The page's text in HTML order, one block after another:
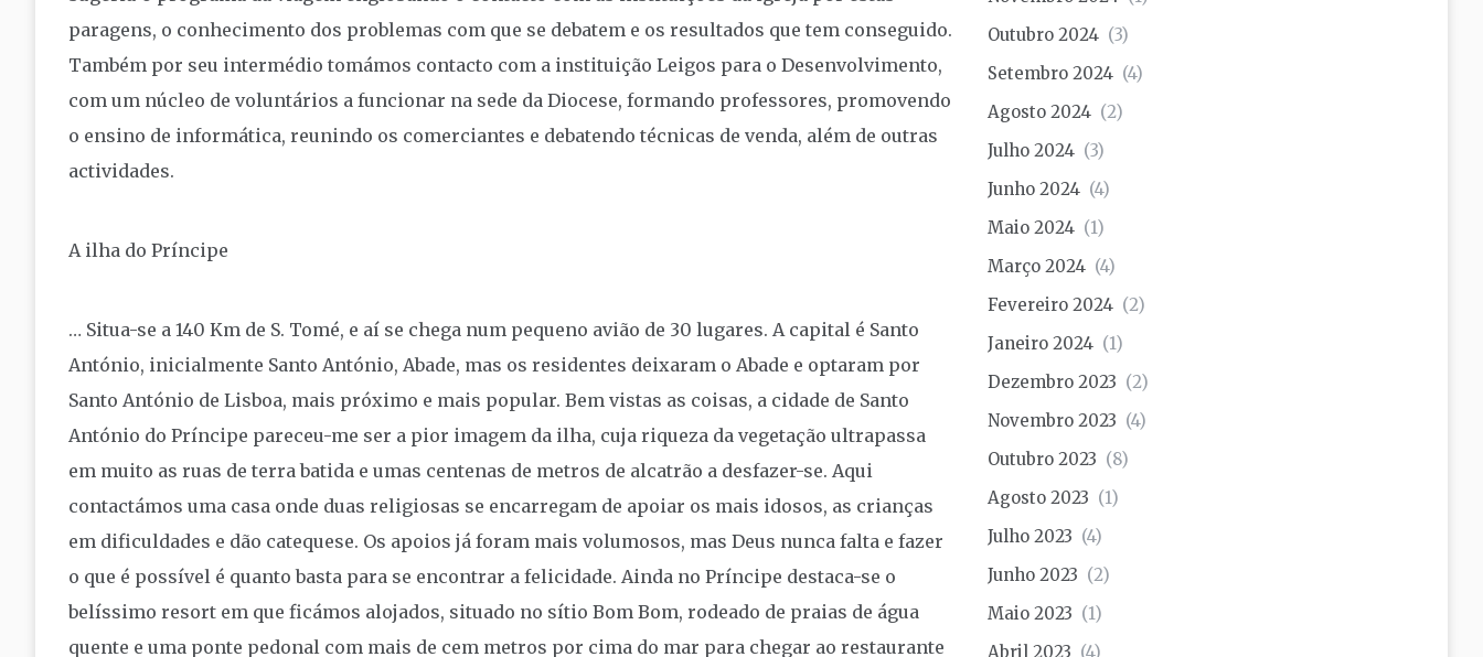
paragens, o conhecimento dos problemas com que se debatem e os resultados que tem conseguido.
Também por seu intermédio tomámos contacto com a instituição Leigos para o Desenvolvimento,
com um núcleo de voluntários a funcionar na sede da Diocese, formando professores, promovendo
o ensino de informática, reunindo os comerciantes e debatendo técnicas de venda, além de outras
actividades.
A ilha do Príncipe
… Situa-se a 140 Km de S. Tomé, e aí se chega num pequeno avião de 30 lugares. A capital é Santo
António, inicialmente Santo António, Abade, mas os residentes deixaram o Abade e optaram por
Santo António de Lisboa, mais próximo e mais popular. Bem vistas as coisas, a cidade de Santo
António do Príncipe pareceu-me ser a pior imagem da ilha, cuja riqueza da vegetação ultrapassa
em muito as ruas de terra batida e umas centenas de metros de alcatrão a desfazer-se. Aqui
contactámos uma casa onde duas religiosas se encarregam de apoiar os mais idosos, as crianças
em dificuldades e dão catequese. Os apoios já foram mais volumosos, mas Deus nunca falta e fazer
o que é possível é quanto basta para se encontrar a felicidade. Ainda no Príncipe destaca-se o
belíssimo resort em que ficámos alojados, situado no sítio Bom Bom, rodeado de praias de água
quente e uma ponte pedonal com mais de cem metros por cima do mar para chegar ao restaurante
Outubro 2024 (3)
Setembro 2024 (4)
Agosto 2024 (2)
Julho 2024 (3)
Junho 2024 (4)
Maio 2024 (1)
Março 2024 (4)
Fevereiro 2024 (2)
Janeiro 2024 (1)
Dezembro 2023 (2)
Novembro 2023 (4)
Outubro 2023 (8)
Agosto 2023 (1)
Julho 2023 (4)
Junho 2023 (2)
Maio 2023 (1)
Abril 2023 (4)